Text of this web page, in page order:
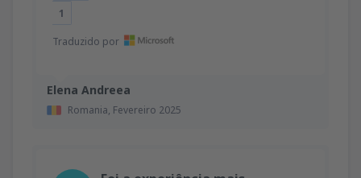
Elena Andreea
Romania, Fevereiro 2025
1
Traduzido por